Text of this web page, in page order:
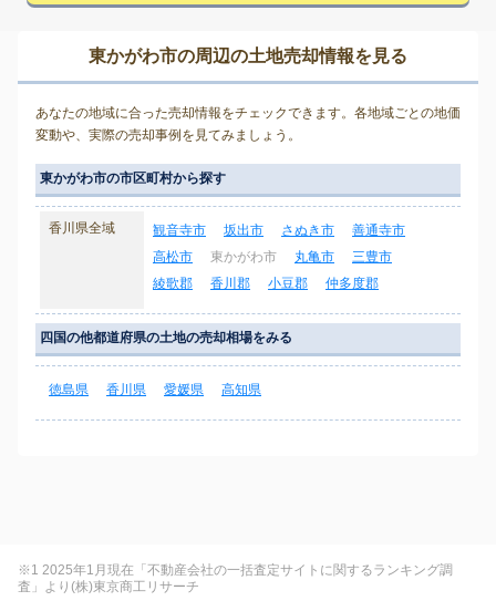
東かがわ市の周辺の土地売却情報を見る
あなたの地域に合った売却情報をチェックできます。各地域ごとの地価
変動や、実際の売却事例を見てみましょう。
東かがわ市の市区町村から探す
香川県全域 観音寺市 坂出市 さぬき市
善通寺市
高松市
東かがわ市 丸亀市
三豊市
綾歌郡
香川郡 小豆郡 仲多度郡
四国の他都道府県の土地の売却相場をみる
徳島県 香川県 愛媛県 高知県
※1 2025年1月現在「不動産会社の一括査定サイトに関するランキング調
査」より(株)東京商工リサーチ